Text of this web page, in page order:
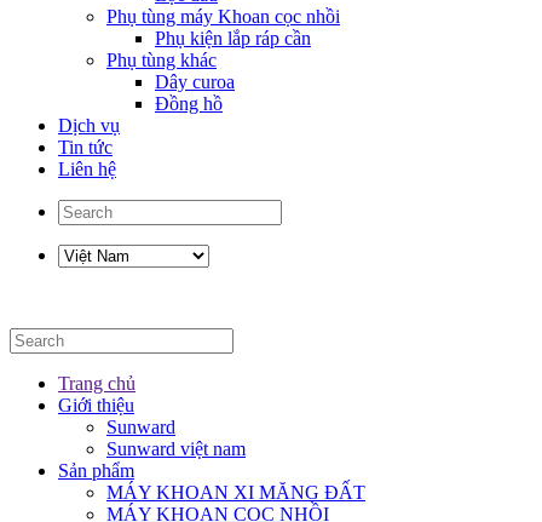
Phụ tùng máy Khoan cọc nhồi
Phụ kiện lắp ráp cần
Phụ tùng khác
Dây curoa
Đồng hồ
Dịch vụ
Tin tức
Liên hệ
Trang chủ
Giới thiệu
Sunward
Sunward việt nam
Sản phẩm
MÁY KHOAN XI MĂNG ĐẤT
MÁY KHOAN CỌC NHỒI